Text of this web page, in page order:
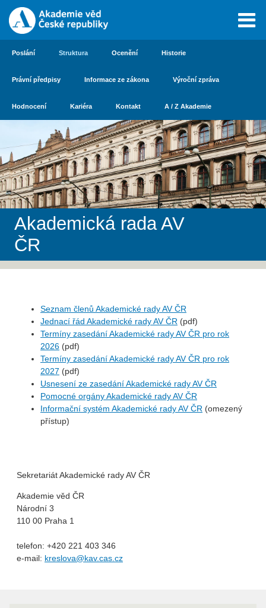
Poslání Struktura Ocenění Historie
Právní předpisy Informace ze zákona Výroční zpráva
Hodnocení Kariéra Kontakt A / Z Akademie
Akademická rada AV
ČR
Seznam členů Akademické rady AV ČR
Jednací řád Akademické rady AV ČR (pdf)
Termíny zasedání Akademické rady AV ČR pro rok
2026 (pdf)
Termíny zasedání Akademické rady AV ČR pro rok
2027 (pdf)
Usnesení ze zasedání Akademické rady AV ČR
Pomocné orgány Akademické rady AV ČR
Informační systém Akademické rady AV ČR (omezený
přístup)
Sekretariát Akademické rady AV ČR
Akademie věd ČR
Národní 3
110 00 Praha 1
telefon: +420 221 403 346
e-mail: kreslova@kav.cas.cz